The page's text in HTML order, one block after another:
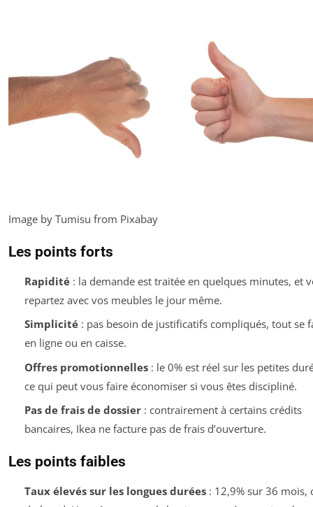
Image by Tumisu from Pixabay
Les points forts
Rapidité: la demande est traitée en quelques minutes, et
repartez avec vos meubles le jour même.
Simplicité: pas besoin de justificatifs compliqués, tout se
en ligne ou en caisse.
Offres promotionnelles: le 0% est réel sur les petites
ce qui peut vous faire économiser si vous êtes discipliné.
Pas de frais de dossier: contrairement à certains crédits
bancaires, Ikea ne facture pas de frais d’ouverture.
Les points faibles
Taux élevés sur les longues durées: 12,9% sur 36 mois,